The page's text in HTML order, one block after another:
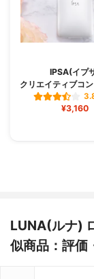
IPSA(イプ
クリエイティブコ
¥3,160
LUNA(ルナ)
似商品：評価